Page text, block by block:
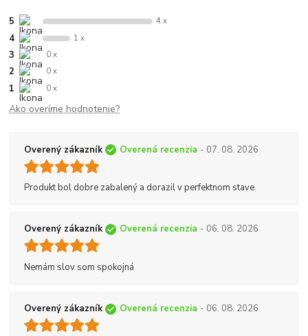
5 4 x
4 1 x
3 0 x
2 0 x
1 0 x
Ako overíme hodnotenie?
Overený zákazník Overená recenzia - 07. 08. 2026
Produkt bol dobre zabalený a dorazil v perfektnom stave.
Overený zákazník Overená recenzia - 06. 08. 2026
Nemám slov som spokojná
Overený zákazník Overená recenzia - 06. 08. 2026